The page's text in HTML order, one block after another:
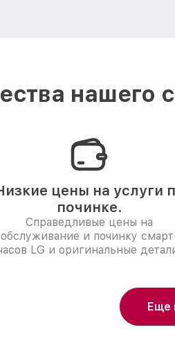
нашего
цены на услуги
починке.
Справедливые цены на
обслуживание и починку
LG и оригинальные
Еще